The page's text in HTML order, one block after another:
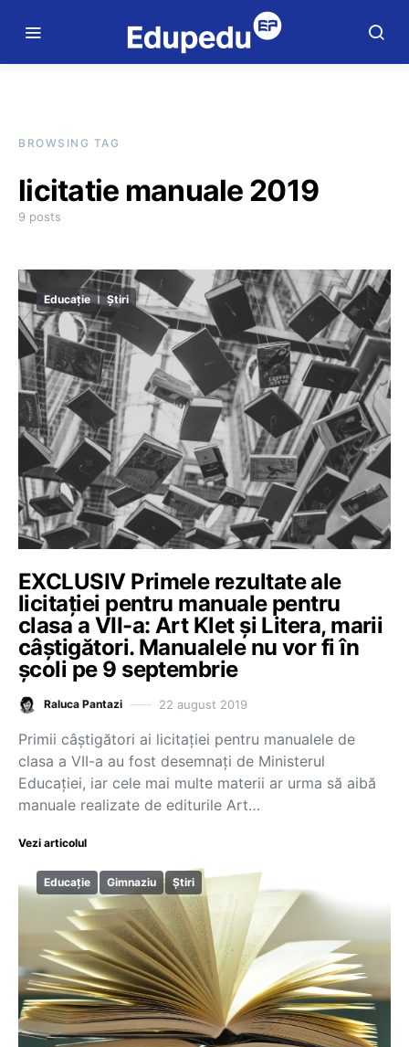
BROWSING TAG
licitatie manuale 2019
9 posts
Educație Știri
EXCLUSIV Primele rezultate ale
licitației pentru manuale pentru
clasa a VII-a: Art Klet și Litera, marii
câștigători. Manualele nu vor fi în
școli pe 9 septembrie
Raluca Pantazi 22 august 2019
Primii câștigători ai licitației pentru manualele de
clasa a VII-a au fost desemnați de Ministerul
Educației, iar cele mai multe materii ar urma să aibă
manuale realizate de editurile Art…
Vezi articolul
Educație Gimnaziu Știri